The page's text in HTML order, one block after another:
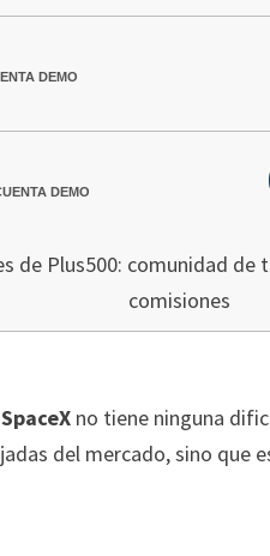
DEMO
DEMO
de Plus500: comunidad de
comisiones
no tiene ninguna
del mercado, sino que